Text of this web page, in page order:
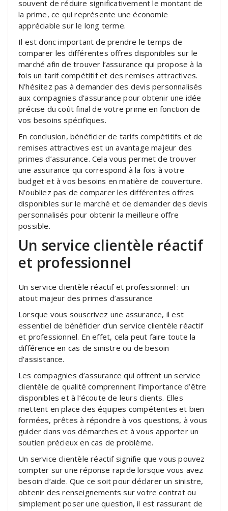
souvent de réduire significativement le montant de
la prime, ce qui représente une économie
appréciable sur le long terme.
Il est donc important de prendre le temps de
comparer les différentes offres disponibles sur le
marché afin de trouver l’assurance qui propose à la
fois un tarif compétitif et des remises attractives.
N’hésitez pas à demander des devis personnalisés
aux compagnies d’assurance pour obtenir une idée
précise du coût final de votre prime en fonction de
vos besoins spécifiques.
En conclusion, bénéficier de tarifs compétitifs et de
remises attractives est un avantage majeur des
primes d’assurance. Cela vous permet de trouver
une assurance qui correspond à la fois à votre
budget et à vos besoins en matière de couverture.
N’oubliez pas de comparer les différentes offres
disponibles sur le marché et de demander des devis
personnalisés pour obtenir la meilleure offre
possible.
Un service clientèle réactif
et professionnel
Un service clientèle réactif et professionnel : un
atout majeur des primes d’assurance
Lorsque vous souscrivez une assurance, il est
essentiel de bénéficier d’un service clientèle réactif
et professionnel. En effet, cela peut faire toute la
différence en cas de sinistre ou de besoin
d’assistance.
Les compagnies d’assurance qui offrent un service
clientèle de qualité comprennent l’importance d’être
disponibles et à l’écoute de leurs clients. Elles
mettent en place des équipes compétentes et bien
formées, prêtes à répondre à vos questions, à vous
guider dans vos démarches et à vous apporter un
soutien précieux en cas de problème.
Un service clientèle réactif signifie que vous pouvez
compter sur une réponse rapide lorsque vous avez
besoin d’aide. Que ce soit pour déclarer un sinistre,
obtenir des renseignements sur votre contrat ou
simplement poser une question, il est rassurant de